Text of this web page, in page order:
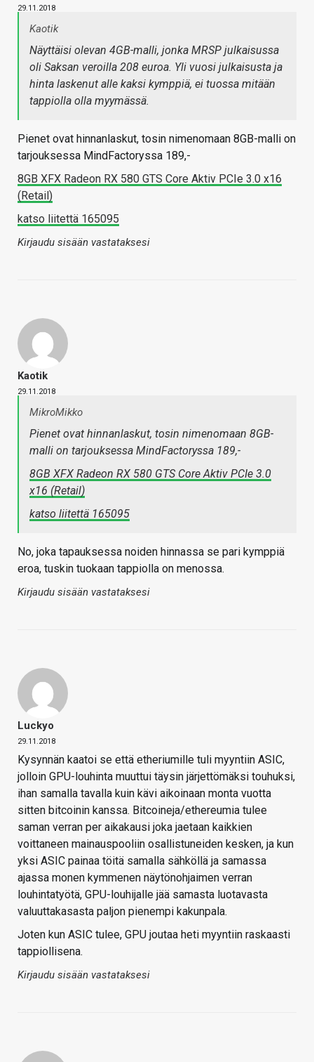
29.11.2018
Kaotik
Näyttäisi olevan 4GB-malli, jonka MRSP julkaisussa
oli Saksan veroilla 208 euroa. Yli vuosi julkaisusta ja
hinta laskenut alle kaksi kymppiä, ei tuossa mitään
tappiolla olla myymässä.
Pienet ovat hinnanlaskut, tosin nimenomaan 8GB-malli on
tarjouksessa MindFactoryssa 189,-
8GB XFX Radeon RX 580 GTS Core Aktiv PCIe 3.0 x16
(Retail)
katso liitettä 165095
Kirjaudu sisään vastataksesi
Kaotik
29.11.2018
MikroMikko
Pienet ovat hinnanlaskut, tosin nimenomaan 8GB-
malli on tarjouksessa MindFactoryssa 189,-
8GB XFX Radeon RX 580 GTS Core Aktiv PCIe 3.0
x16 (Retail)
katso liitettä 165095
No, joka tapauksessa noiden hinnassa se pari kymppiä
eroa, tuskin tuokaan tappiolla on menossa.
Kirjaudu sisään vastataksesi
Luckyo
29.11.2018
Kysynnän kaatoi se että etheriumille tuli myyntiin ASIC,
jolloin GPU-louhinta muuttui täysin järjettömäksi touhuksi,
ihan samalla tavalla kuin kävi aikoinaan monta vuotta
sitten bitcoinin kanssa. Bitcoineja/ethereumia tulee
saman verran per aikakausi joka jaetaan kaikkien
voittaneen mainauspooliin osallistuneiden kesken, ja kun
yksi ASIC painaa töitä samalla sähköllä ja samassa
ajassa monen kymmenen näytönohjaimen verran
louhintatyötä, GPU-louhijalle jää samasta luotavasta
valuuttakasasta paljon pienempi kakunpala.
Joten kun ASIC tulee, GPU joutaa heti myyntiin raskaasti
tappiollisena.
Kirjaudu sisään vastataksesi